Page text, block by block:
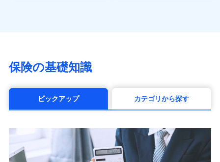
マニュライフ生命保険株式会社
（https://www.manulife.co.jp/）
（https://www.msa-life.co.jp/）
メットライフ生命株式会社(https://www.metlife.co.jp/)
■少額短期保険
株式会社アシロ少額短期保険 (https://kailash.co.jp/)
保険の基礎知識
ピックアップ カテゴリから探す